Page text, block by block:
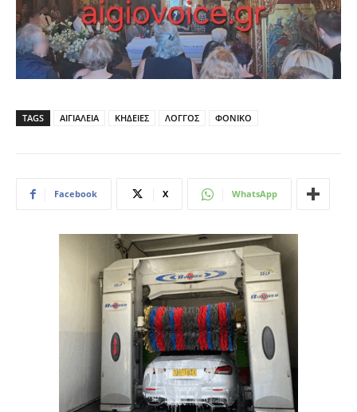
TAGS ΑΙΓΙΑΛΕΙΑ ΚΗΔΕΙΕΣ ΛΟΓΓΟΣ ΦΟΝΙΚΟ
Facebook X WhatsApp